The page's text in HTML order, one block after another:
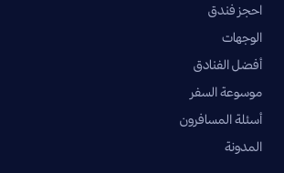
احجز فندق
الوجهات
أفضل الفنادق
موسوعة السفر
أسئلة المسافرون
المدونة